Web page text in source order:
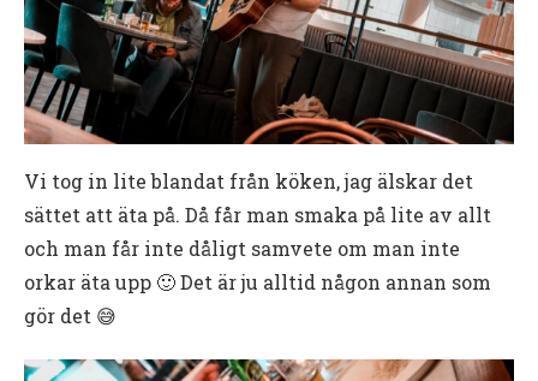
Vi tog in lite blandat från köken, jag älskar det
sättet att äta på. Då får man smaka på lite av allt
och man får inte dåligt samvete om man inte
orkar äta upp 🙂 Det är ju alltid någon annan som
gör det 😅